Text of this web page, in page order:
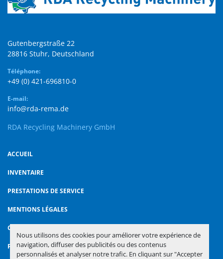
Nous utilisons des cookies pour améliorer votre expérience de
navigation, diffuser des publicités ou des contenus
personnalisés et analyser notre trafic. En cliquant sur "Accepter
Gutenbergstraße 22
28816 Stuhr, Deutschland
Téléphone:
+49 (0) 421-696810-0
E-mail:
info@rda-rema.de
RDA Recycling Machinery GmbH
ACCUEIL
INVENTAIRE
PRESTATIONS DE SERVICE
MENTIONS LÉGALES
CONTACT
POLITIQUE DE CONFIDENTIALITÉ